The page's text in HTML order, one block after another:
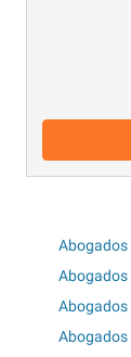
Abogados
Abogados